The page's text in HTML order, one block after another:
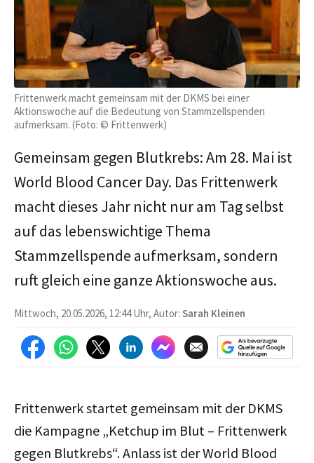
Frittenwerk macht gemeinsam mit der DKMS bei einer
Aktionswoche auf die Bedeutung von Stammzellspenden
aufmerksam. (Foto: © Frittenwerk)
Gemeinsam gegen Blutkrebs: Am 28. Mai ist
World Blood Cancer Day. Das Frittenwerk
macht dieses Jahr nicht nur am Tag selbst
auf das lebenswichtige Thema
Stammzellspende aufmerksam, sondern
ruft gleich eine ganze Aktionswoche aus.
Mittwoch, 20.05.2026, 12:44 Uhr, Autor: Sarah Kleinen
Frittenwerk startet gemeinsam mit der DKMS
die Kampagne „Ketchup im Blut – Frittenwerk
gegen Blutkrebs“. Anlass ist der World Blood